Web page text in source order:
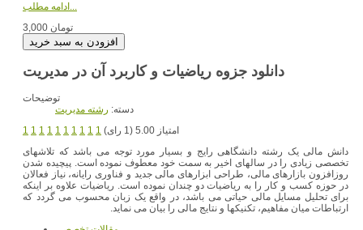
ادامه مطلب...
3,000 تومان
دانلود جزوه ریاضیات و کاربرد آن در مدیریت
توضیحات
دسته: رشته مديريت
1 1 1 1 1 1 1 1 1 1
امتیاز 5.00 (1 رای)
دانش مالی یک رشته دانشگاهی رایج و بسیار مورد توجه می باشد که تلاشهای
تخصصی زیادی را در سالهای اخیر به سمت خود معطوف نموده است. پیچیده شدن
روزافزون بازارهای مالی، طراحی ابزارهای مالی جدید و فناوری رایانه، نیاز فعالان
در حوزه کسب و کار را به ریاضیات دو چندان نموده است. ریاضیات علاوه بر اینکه
برای تحلیل مسایل مالی حیاتی می باشد، در واقع یک زبان محسوب می گردد که
ارتباطات میان مفاهیم، تکنیکها و نتایج مالی را بیان می نماید.